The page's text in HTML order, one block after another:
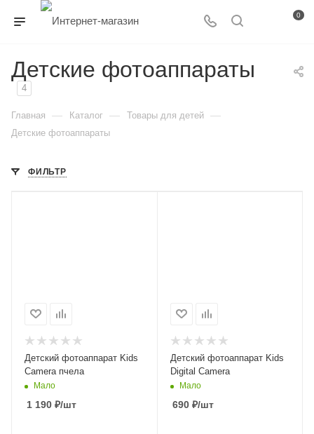
0
Детские фотоаппараты
4
Главная — Каталог — Товары для детей —
Детские фотоаппараты
ФИЛЬТР
Детский фотоаппарат Kids
Camera пчела
Мало
1 190 ₽/шт
Детский фотоаппарат Kids
Digital Camera
Мало
690₽/шт